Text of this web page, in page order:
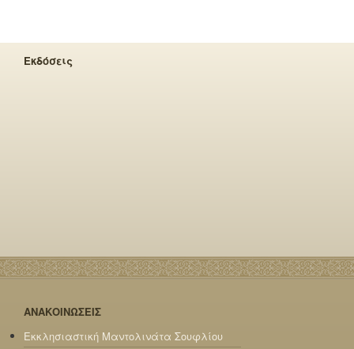
Εκδόσεις
ΑΝΑΚΟΙΝΩΣΕΙΣ
Εκκλησιαστική Μαντολινάτα Σουφλίου